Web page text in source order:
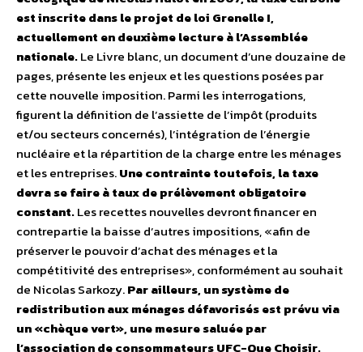
est inscrite dans le projet de loi Grenelle I,
actuellement en deuxième lecture à l’Assemblée
nationale.Le Livre blanc, un document d’une douzaine de
pages, présente les enjeux et les questions posées par
cette nouvelle imposition. Parmi les interrogations,
figurent la définition de l’assiette de l’impôt (produits
et/ou secteurs concernés), l’intégration de l’énergie
nucléaire et la répartition de la charge entre les ménages
et les entreprises.Une contrainte toutefois, la taxe
devra se faire à taux de prélèvement obligatoire
constant.Les recettes nouvelles devront financer en
contrepartie la baisse d’autres impositions, «afin de
préserver le pouvoir d’achat des ménages et la
compétitivité des entreprises», conformément au souhait
de Nicolas Sarkozy.Par ailleurs, un système de
redistribution aux ménages défavorisés est prévu via
un «chèque vert», une mesure saluée par
l’association de consommateurs UFC-Que Choisir.